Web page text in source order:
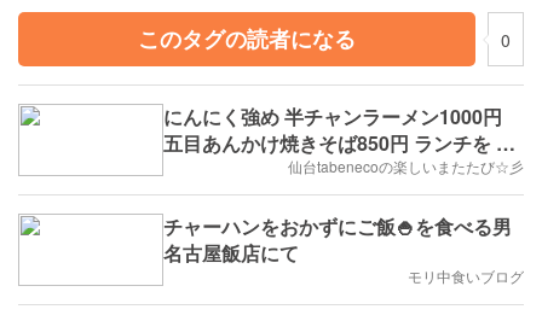
このタグの読者になる
0
にんにく強め 半チャンラーメン1000円
五目あんかけ焼きそば850円 ランチを 香
菜園 （シャンツァイエン）で食べてきた
じょ(๑ÒωÓ๑)
仙台tabenecoの楽しいまたたび☆彡
チャーハンをおかずにご飯🍚を食べる男
名古屋飯店にて
モリ中食いブログ